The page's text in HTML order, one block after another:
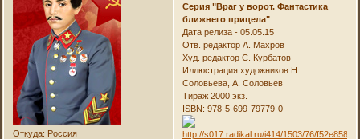
Откуда: Россия
Серия "Враг у ворот. Фантастика
ближнего прицела"
Дата релиза - 05.05.15
Отв. редактор А. Махров
Худ. редактор С. Курбатов
Иллюстрация художников Н.
Соловьева, А. Соловьев
Тираж 2000 экз.
ISBN: 978-5-699-79779-0